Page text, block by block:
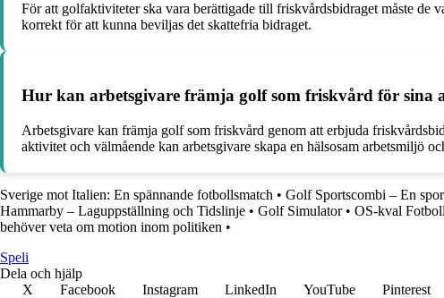
För att golfaktiviteter ska vara berättigade till friskvårdsbidraget måste de
korrekt för att kunna beviljas det skattefria bidraget.
Hur kan arbetsgivare främja golf som friskvård för sina
Arbetsgivare kan främja golf som friskvård genom att erbjuda
aktivitet och välmående kan arbetsgivare skapa en hälsosam arbetsmiljö
Sverige mot Italien: En spännande fotbollsmatch • Golf Sportscombi – En
Hammarby – Laguppställning och Tidslinje • Golf Simulator• OS-kval
behöver veta om motion inom politiken •
Speli
Dela och hjälp
X
Facebook Instagram LinkedIn YouTube Pinterest